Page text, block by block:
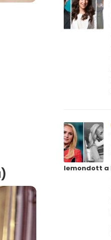
lemondott a